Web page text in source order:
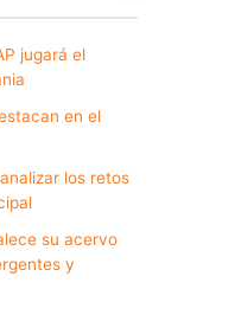
jugará el
en el
los retos
su acervo
y